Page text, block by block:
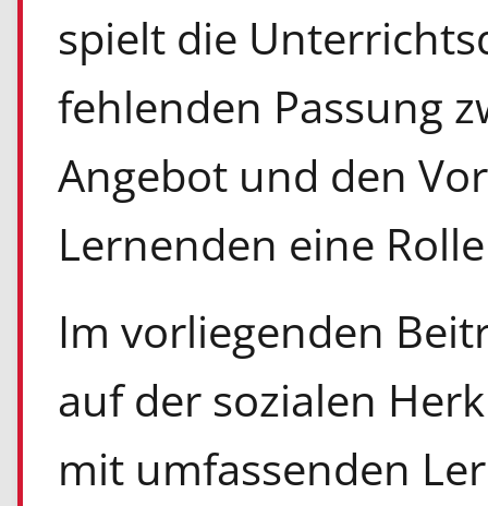
spielt die
fehlenden Passung
Angebot und den
Lernenden eine
Im vorliegenden
auf der sozialen
mit umfassenden